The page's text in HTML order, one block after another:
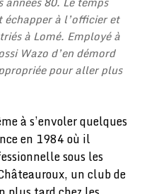
échapper à l’officier et
à Lomé. Employé à
Wazo d’en démord
pour aller plus
à s’envoler quelques
en 1984 où il
sous les
un club de